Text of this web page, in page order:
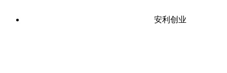
安利创业